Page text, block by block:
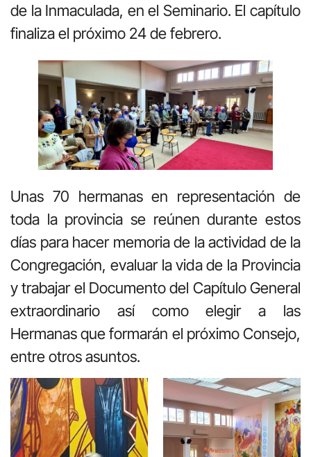
de la Inmaculada, en el Seminario. El capítulo
finaliza el próximo 24 de febrero.
Unas 70 hermanas en representación de
toda la provincia se reúnen durante estos
días para hacer memoria de la actividad de la
Congregación, evaluar la vida de la Provincia
y trabajar el Documento del Capítulo General
extraordinario así como elegir a las
Hermanas que formarán el próximo Consejo,
entre otros asuntos.